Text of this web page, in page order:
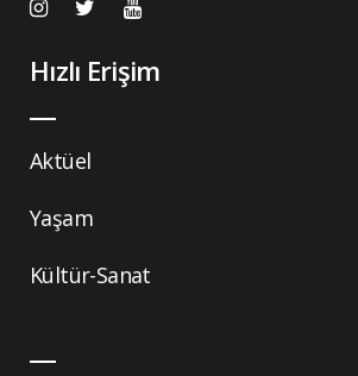
Hızlı Erişim
Aktüel
Yaşam
Kültür-Sanat